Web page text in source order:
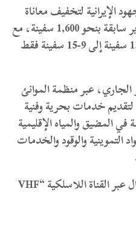
الإيرانية لتخفيف معاناة
السفن العالقة، التي قدرتها تقارير سابقة بنحو 1,600 سفينة، مع
تراجع حركة العبور اليومية من 138 سفينة إلى 9-15 سفينة فقط
قد أعلنت في 7 مايو الجاري، عبر منظمة الموانئ
لتقديم خدمات بحرية وفنية
المضيق والمياه الإقليمية
التموينية والوقود والخدمات
ووجّهت المنظمة السفن بالاتصال عبر القناة اللاسلكية “VHF